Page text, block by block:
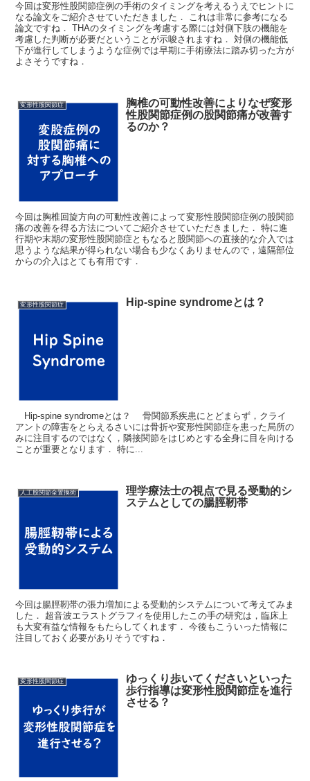
今回は変形性股関節症例の手術のタイミングを考えるうえでヒントに
なる論文をご紹介させていただきました． これは非常に参考になる
論文ですね． THAのタイミングを考慮する際には対側下肢の機能を
考慮した判断が必要だということが示唆されますね． 対側の機能低
下が進行してしまうような症例では早期に手術療法に踏み切った方が
よさそうですね．
変形性股関節症
胸椎の可動性改善によりなぜ変形
性股関節症例の股関節痛が改善す
るのか？
今回は胸椎回旋方向の可動性改善によって変形性股関節症例の股関節
痛の改善を得る方法についてご紹介させていただきました． 特に進
行期や末期の変形性股関節症ともなると股関節への直接的な介入では
思うような結果が得られない場合も少なくありませんので，遠隔部位
からの介入はとても有用です．
変形性股関節症 Hip-spine syndromeとは？
Hip-spine syndromeとは？ 骨関節系疾患にとどまらず，クライ
アントの障害をとらえるさいには骨折や変形性関節症を患った局所の
みに注目するのではなく，隣接関節をはじめとする全身に目を向ける
ことが重要となります． 特に...
人工股関節全置換術
理学療法士の視点で見る受動的シ
ステムとしての腸脛靭帯
今回は腸脛靭帯の張力増加による受動的システムについて考えてみま
した． 超音波エラストグラフィを使用したこの手の研究は，臨床上
も大変有益な情報をもたらしてくれます． 今後もこういった情報に
注目しておく必要がありそうですね．
変形性股関節症
ゆっくり歩いてくださいといった
歩行指導は変形性股関節症を進行
させる？